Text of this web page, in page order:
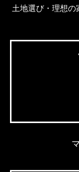
土地選び・理想